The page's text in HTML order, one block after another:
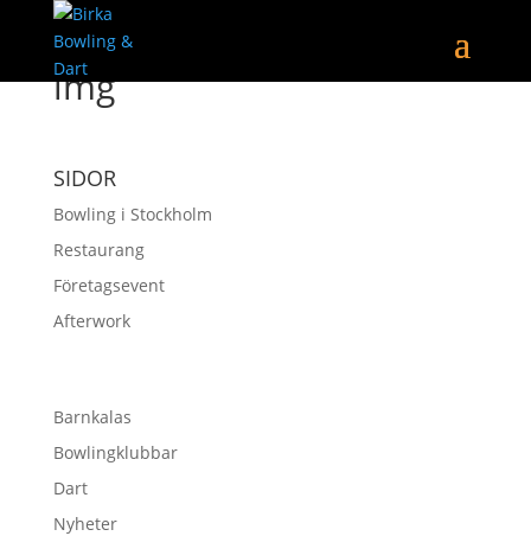
img
SIDOR
Bowling i Stockholm
Restaurang
Företagsevent
Afterwork
Barnkalas
Bowlingklubbar
Dart
Nyheter